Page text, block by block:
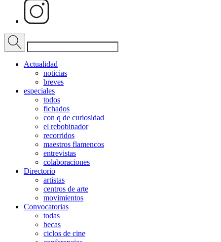
Actualidad
noticias
breves
especiales
todos
fichados
con q de curiosidad
el rebobinador
recorridos
maestros flamencos
entrevistas
colaboraciones
Directorio
artistas
centros de arte
movimientos
Convocatorias
todas
becas
ciclos de cine